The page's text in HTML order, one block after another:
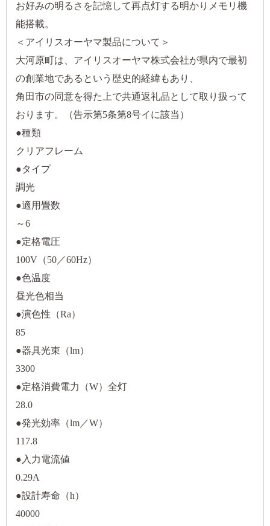
お好みの明るさを記憶して再点灯する明かりメモリ機
能搭載。
＜アイリスオーヤマ製品について＞
大河原町は、アイリスオーヤマ株式会社が県内で最初
の創業地であるという歴史的経緯もあり、
角田市の同意を得た上で共通返礼品として取り扱って
おります。（告示第5条第8号イに該当）
●種類
クリアフレーム
●タイプ
調光
●適用畳数
～6
●定格電圧
100V（50／60Hz）
●色温度
昼光色相当
●演色性（Ra）
85
●器具光束（lm）
3300
●定格消費電力（W）全灯
28.0
●発光効率（lm／W）
117.8
●入力電流値
0.29A
●設計寿命（h）
40000